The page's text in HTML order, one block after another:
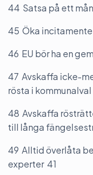
44 Satsa på ett
45 Öka
46 EU bör ha en
47 Avskaffa icke-
rösta i kommunalval
48 Avskaffa
till långa
49 Alltid överlåta
experter 41